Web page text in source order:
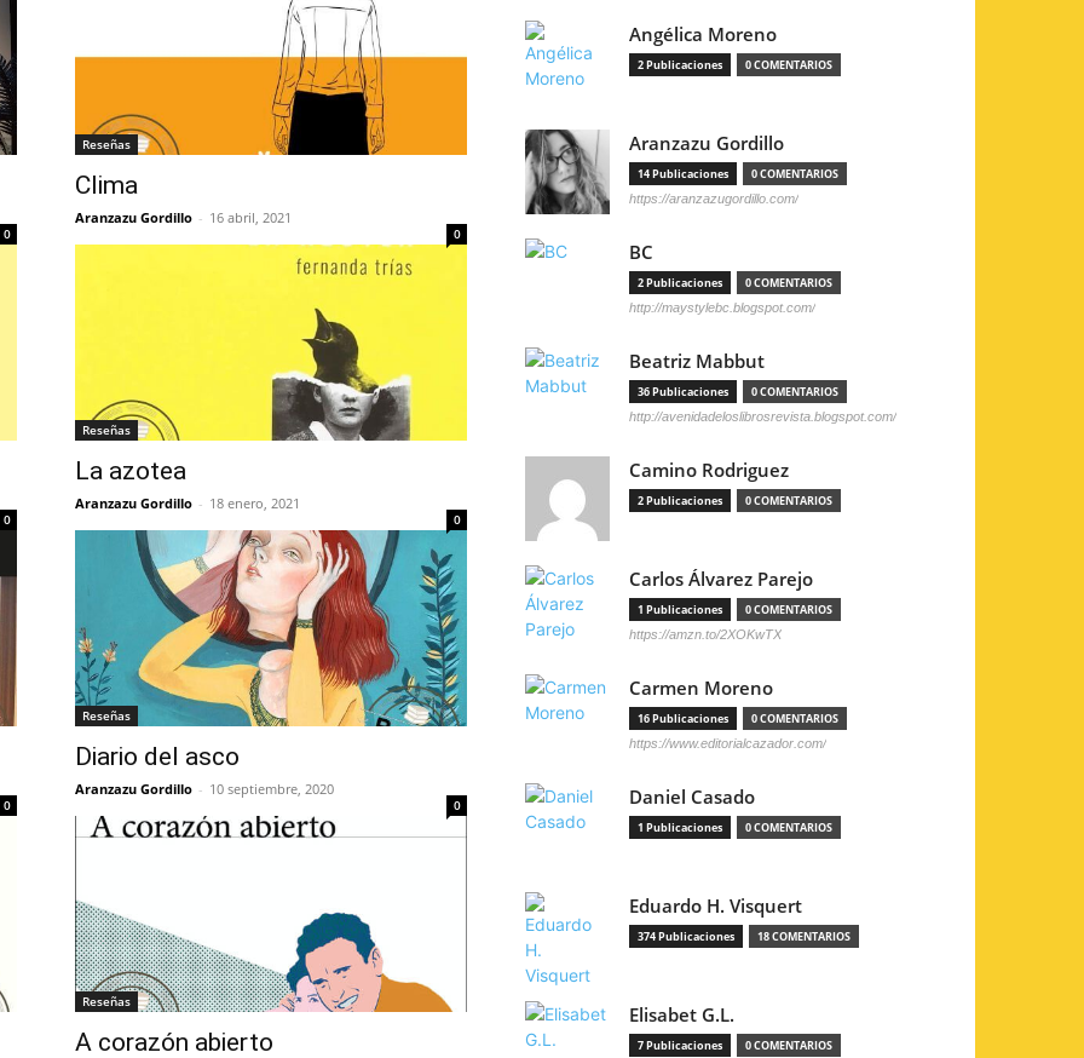
0
Reseñas
Clima
Aranzazu Gordillo - 16 abril, 2021
0
0
Reseñas
La azotea
Aranzazu Gordillo - 18 enero, 2021
0
0
Reseñas
Diario del asco
Aranzazu Gordillo - 10 septiembre, 2020
0
Reseñas
A corazón abierto
Angélica Moreno
2 Publicaciones 0 COMENTARIOS
Aranzazu Gordillo
14 Publicaciones 0 COMENTARIOS
https://aranzazugordillo.com/
BC
2 Publicaciones 0 COMENTARIOS
http://maystylebc.blogspot.com/
Beatriz Mabbut
36 Publicaciones 0 COMENTARIOS
http://avenidadeloslibrosrevista.blogspot.com/
Camino Rodriguez
2 Publicaciones 0 COMENTARIOS
Carlos Álvarez Parejo
1 Publicaciones 0 COMENTARIOS
https://amzn.to/2XOKwTX
Carmen Moreno
16 Publicaciones 0 COMENTARIOS
https://www.editorialcazador.com/
Daniel Casado
1 Publicaciones 0 COMENTARIOS
Eduardo H. Visquert
374 Publicaciones 18 COMENTARIOS
Elisabet G.L.
7 Publicaciones 0 COMENTARIOS